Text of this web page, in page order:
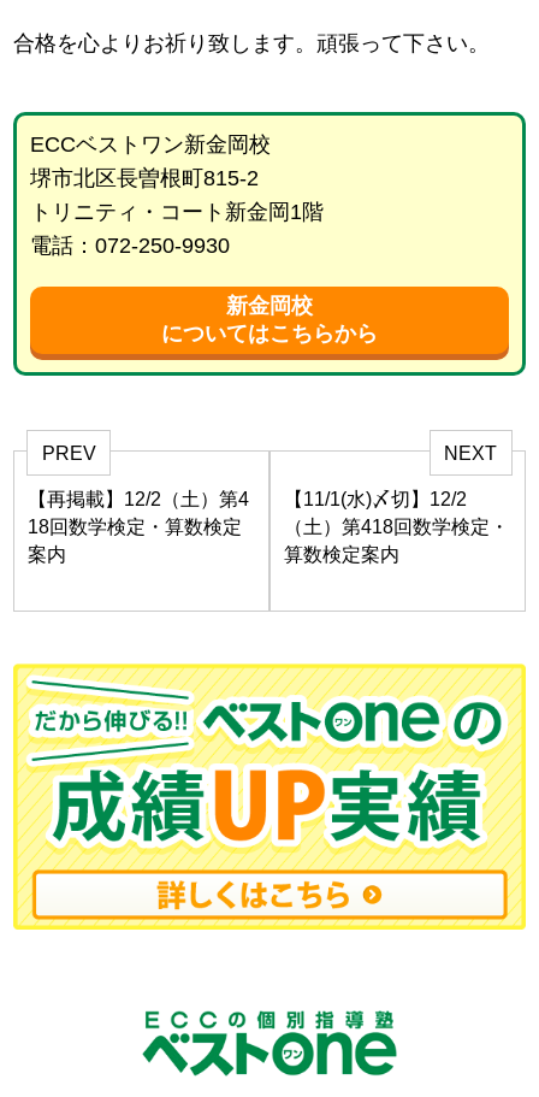
合格を心よりお祈り致します。頑張って下さい。
ECCベストワン新金岡校
堺市北区長曽根町815-2
トリニティ・コート新金岡1階
電話：072-250-9930
新金岡校
についてはこちらから
PREV
【再掲載】12/2（土）第4
18回数学検定・算数検定
案内
NEXT
【11/1(水)〆切】12/2
（土）第418回数学検定・
算数検定案内